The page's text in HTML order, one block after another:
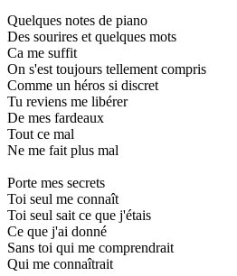
Quelques notes de piano
Des sourires et quelques mots
Ca me suffit
On s'est toujours tellement compris
Comme un héros si discret
Tu reviens me libérer
De mes fardeaux
Tout ce mal
Ne me fait plus mal
Porte mes secrets
Toi seul me connaît
Toi seul sait ce que j'étais
Ce que j'ai donné
Sans toi qui me comprendrait
Qui me connaîtrait